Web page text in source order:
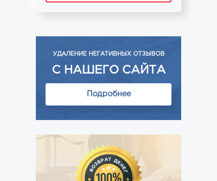
УДАЛЕНИЕ НЕГАТИВНЫХ ОТЗЫВОВ
С НАШЕГО САЙТА
Подробнее